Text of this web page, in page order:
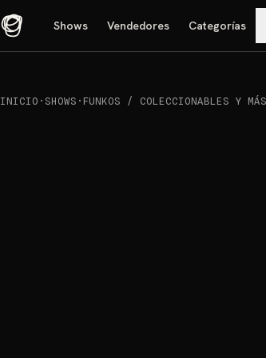
Shows Vendedores Categorías
INICIO · SHOWS · FUNKOS / COLECCIONABLES Y MÁS